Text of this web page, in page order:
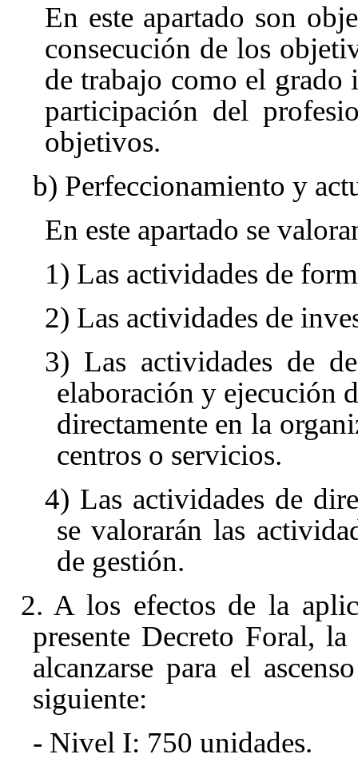
En este apartado son
consecución de los
de trabajo como el
participación del
objetivos.
b) Perfeccionamiento y
En este apartado se
1) Las actividades de
2) Las actividades de
3) Las actividades de
elaboración y ejecución
directamente en la
centros o servicios.
4) Las actividades de
se valorarán las
de gestión.
2. A los efectos de la
presente Decreto Foral,
alcanzarse para el
siguiente:
- Nivel I: 750 unidades.